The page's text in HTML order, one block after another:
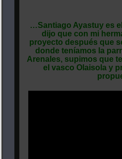
…Santiago Ayastuy es
dijo que con mi
proyecto después que
donde teníamos la
Arenales, supimos que
el vasco Olaisola y